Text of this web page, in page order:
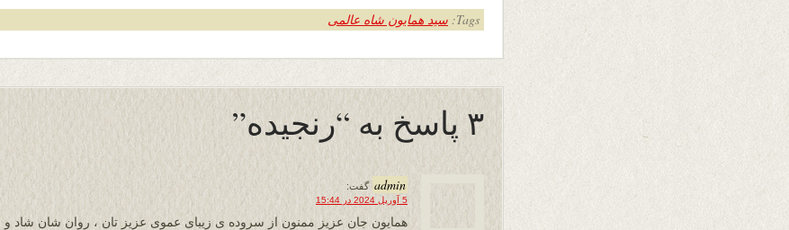
Tags: سید همایون شاه عالمی
۳ پاسخ به “رنجیده”
admin گفت:
5 آوریل 2024 در 15:44
همایون جان عزیز ممنون از سروده ی زیبای عموی عزیز تان ، روان شان شاد و